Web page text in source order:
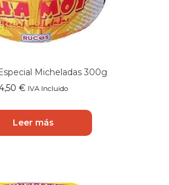
Micheladas 300g
€ IVA Incluido
Leer más